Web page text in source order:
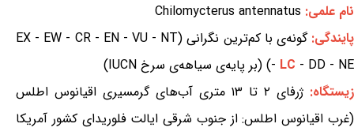
نام علمی: Chilomycterus antennatus
پایندگی:
گونه‌ی با کم‌ترین نگرانی (EX - EW - CR - EN - VU - NT
- LC - DD - NE) (بر پایه‌ی سیاهه‌ی سرخ IUCN)
زیستگاه:
ژرفای ۲ تا ۱۳ متری آب‌های گرمسیری اقیانوس اطلس
(غرب اقیانوس اطلس: از جنوب شرقی ایالت فلوریدای کشور آمریکا